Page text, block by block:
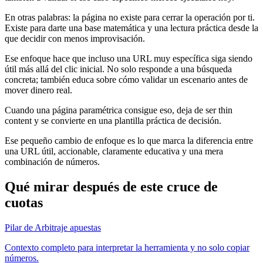
En otras palabras: la página no existe para cerrar la operación por ti.
Existe para darte una base matemática y una lectura práctica desde la
que decidir con menos improvisación.
Ese enfoque hace que incluso una URL muy específica siga siendo
útil más allá del clic inicial. No solo responde a una búsqueda
concreta; también educa sobre cómo validar un escenario antes de
mover dinero real.
Cuando una página paramétrica consigue eso, deja de ser thin
content y se convierte en una plantilla práctica de decisión.
Ese pequeño cambio de enfoque es lo que marca la diferencia entre
una URL útil, accionable, claramente educativa y una mera
combinación de números.
Qué mirar después de este cruce de
cuotas
Pilar de Arbitraje apuestas
Contexto completo para interpretar la herramienta y no solo copiar
números.